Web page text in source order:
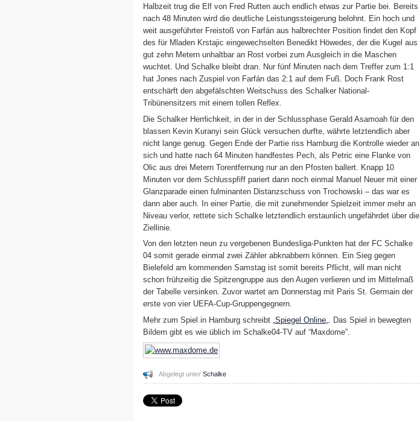
Halbzeit trug die Elf von Fred Rutten auch endlich etwas zur Partie bei. Bereits
nach 48 Minuten wird die deutliche Leistungssteigerung belohnt. Ein hoch und
weit ausgeführter Freistoß von Farfán aus halbrechter Position findet den Kopf
des für Mladen Krstajic eingewechselten Benedikt Höwedes, der die Kugel aus
gut zehn Metern unhaltbar an Rost vorbei zum Ausgleich in die Maschen
wuchtet. Und Schalke bleibt dran. Nur fünf Minuten nach dem Treffer zum 1:1
hat Jones nach Zuspiel von Farfán das 2:1 auf dem Fuß. Doch Frank Rost
entschärft den abgefälschten Weitschuss des Schalker National-
Tribünensitzers mit einem tollen Reflex.
Die Schalker Herrlichkeit, in der in der Schlussphase Gerald Asamoah für den
blassen Kevin Kuranyi sein Glück versuchen durfte, währte letztendlich aber
nicht lange genug. Gegen Ende der Partie riss Hamburg die Kontrolle wieder an
sich und hatte nach 64 Minuten handfestes Pech, als Petric eine Flanke von
Olic aus drei Metern Torentfernung nur an den Pfosten ballert. Knapp 10
Minuten vor dem Schlusspfiff pariert dann noch einmal Manuel Neuer mit einer
Glanzparade einen fulminanten Distanzschuss von Trochowski – das war es
dann aber auch. In einer Partie, die mit zunehmender Spielzeit immer mehr an
Niveau verlor, rettete sich Schalke letztendlich erstaunlich ungefährdet über die
Ziellinie.
Von den letzten neun zu vergebenen Bundesliga-Punkten hat der FC Schalke
04 somit gerade einmal zwei Zähler abknabbern können. Ein Sieg gegen
Bielefeld am kommenden Samstag ist somit bereits Pflicht, will man nicht
schon frühzeitig die Spitzengruppe aus den Augen verlieren und im Mittelmaß
der Tabelle versinken. Zuvor wartet am Donnerstag mit Paris St. Germain der
erste von vier UEFA-Cup-Gruppengegnern.
Mehr zum Spiel in Hamburg schreibt „Spiegel Online„. Das Spiel in bewegten
Bildern gibt es wie üblich im Schalke04-TV auf “Maxdome”.
Abgelegt unter Schalke